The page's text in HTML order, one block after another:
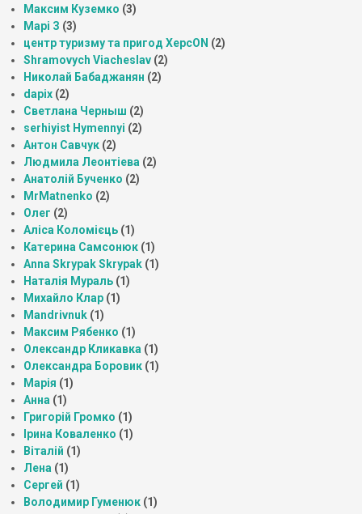
Максим Куземко (3)
Марі З (3)
центр туризму та пригод ХерсON (2)
Shramovych Viacheslav (2)
Николай Бабаджанян (2)
dapix (2)
Светлана Черныш (2)
serhiyist Hymennyi (2)
Антон Савчук (2)
Людмила Леонтіева (2)
Анатолій Бученко (2)
MrMatnenko (2)
Олег (2)
Аліса Коломієць (1)
Катерина Самсонюк (1)
Anna Skrypak Skrypak (1)
Наталія Мураль (1)
Михайло Клар (1)
Mandrivnuk (1)
Максим Рябенко (1)
Олександр Кликавка (1)
Олександра Боровик (1)
Марія (1)
Анна (1)
Григорій Громко (1)
Ірина Коваленко (1)
Віталій (1)
Лена (1)
Сергей (1)
Володимир Гуменюк (1)